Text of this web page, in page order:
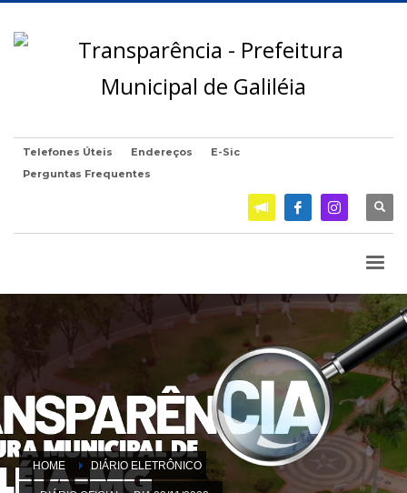
Telefones Úteis Endereços
E-Sic
Perguntas Frequentes
HOME DIÁRIO ELETRÔNICO